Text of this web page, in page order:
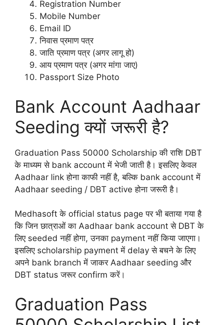
Registration Number
Mobile Number
Email ID
निवास प्रमाण पत्र
जाति प्रमाण पत्र (अगर लागू हो)
आय प्रमाण पत्र (अगर मांगा जाए)
Passport Size Photo
Bank Account Aadhaar
Seeding क्यों जरूरी है?
Graduation Pass 50000 Scholarship की राशि DBT
के माध्यम से bank account में भेजी जाती है। इसलिए केवल
Aadhaar link होना काफी नहीं है, बल्कि bank account में
Aadhaar seeding / DBT active होना जरूरी है।
Medhasoft के official status page पर भी बताया गया है
कि जिन छात्राओं का Aadhaar bank account से DBT के
लिए seeded नहीं होगा, उनका payment नहीं किया जाएगा।
इसलिए scholarship payment में delay से बचने के लिए
अपने bank branch में जाकर Aadhaar seeding और
DBT status जरूर confirm करें।
Graduation Pass